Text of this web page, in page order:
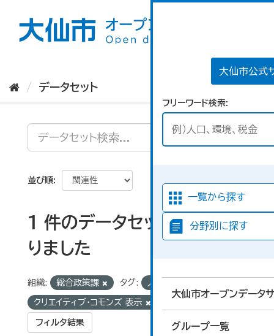
大仙市公式
フリーワード検索
一覧から探す
分野別に探す
大仙市オープンデータ
グループ一覧
データセット
並び順
1 件のデータセットが見つか
りました
組織: 総合政策課 タグ: 人口
クリエイティブ・コモンズ 表示
フィルタ結果